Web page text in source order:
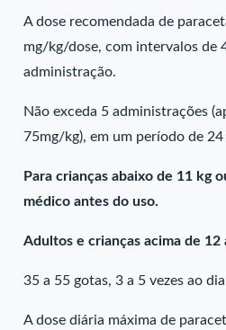
A dose recomendada de
mg/kg/dose, com intervalos de
administração.
Não exceda 5 administrações
75mg/kg), em um período de 24
Para crianças abaixo de 11 kg
médico antes do uso.
Adultos e crianças acima de 12
35 a 55 gotas, 3 a 5 vezes ao
A dose diária máxima de